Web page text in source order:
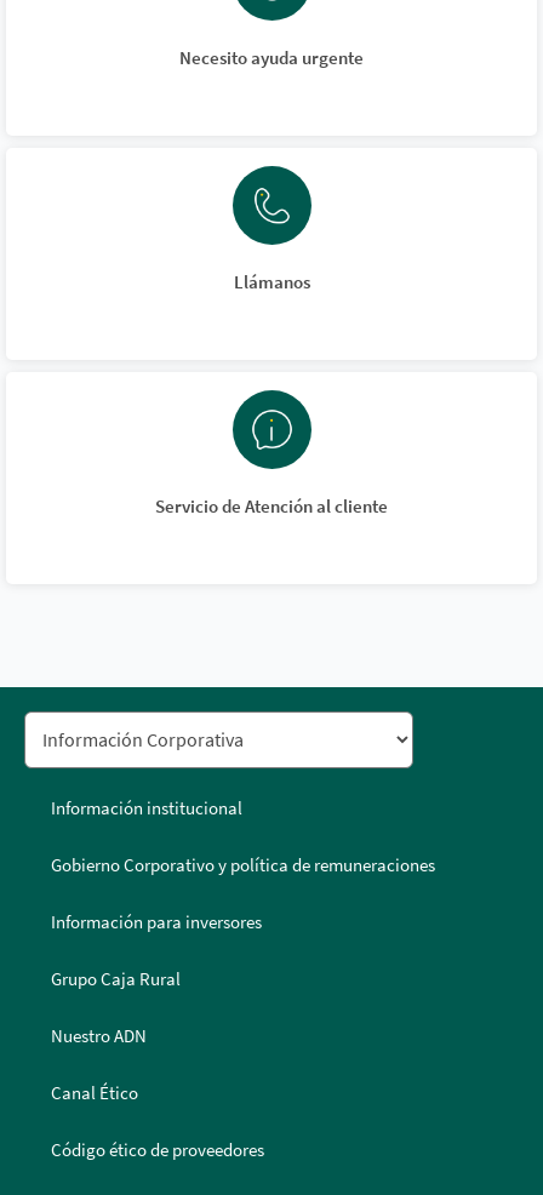
Necesito ayuda urgente
Llámanos
Servicio de Atención al cliente
Información institucional
Gobierno Corporativo y política de remuneraciones
Información para inversores
Grupo Caja Rural
Nuestro ADN
Canal Ético
Código ético de proveedores